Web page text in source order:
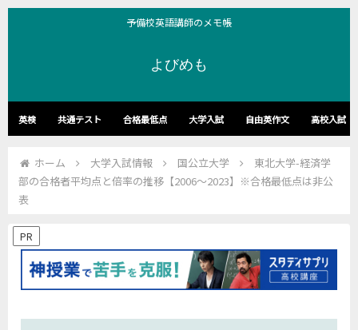
予備校英語講師のメモ帳
よびめも
英検 共通テスト 合格最低点 大学入試 自由英作文 高校入試
ホーム 大学入試情報 国公立大学
東北大学-経済学
部の合格者平均点と倍率の推移【2006～2023】※合格最低点は非公
表
PR